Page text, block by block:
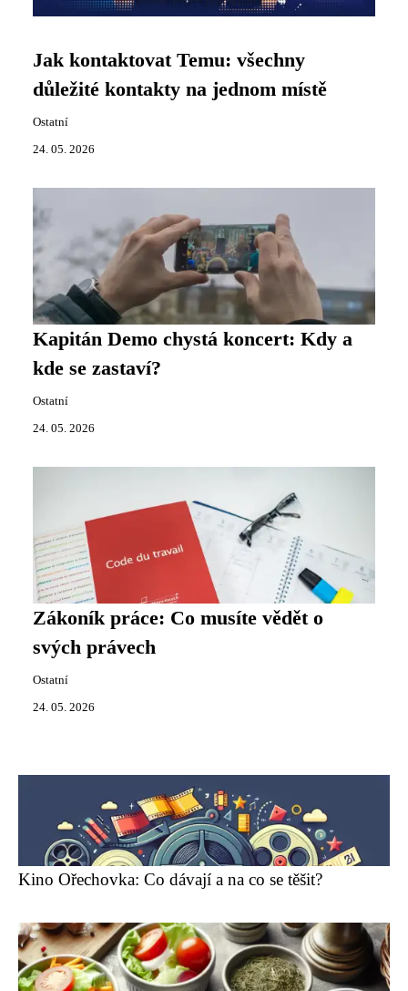
Jak kontaktovat Temu: všechny
důležité kontakty na jednom místě
Ostatní
24. 05. 2026
Kapitán Demo chystá koncert: Kdy a
kde se zastaví?
Ostatní
24. 05. 2026
Zákoník práce: Co musíte vědět o
svých právech
Ostatní
24. 05. 2026
Kino Ořechovka: Co dávají a na co se těšit?